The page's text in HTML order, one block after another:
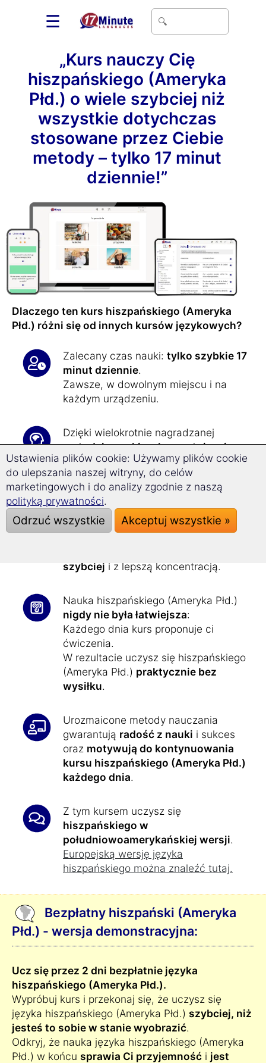
☰
„Kurs nauczy Cię
hiszpańskiego (Ameryka
Płd.) o wiele szybciej niż
wszystkie dotychczas
stosowane przez Ciebie
metody – tylko 17 minut
dziennie!”
Dlaczego ten kurs hiszpańskiego (Ameryka
Płd.) różni się od innych kursów językowych?
Zalecany czas nauki: tylko szybkie 17
minut dziennie.
Zawsze, w dowolnym miejscu i na
każdym urządzeniu.
Dzięki wielokrotnie nagradzanej
metodzie nauki wykorzystującej
pamięć długotrwałą, już nigdy nie
zapomnisz do tej pory opanowanego
hiszpańskiego (Ameryka Płd.)
słownictwa.
szybciej i z lepszą koncentracją.
Nauka hiszpańskiego (Ameryka Płd.)
nigdy nie była łatwiejsza:
Każdego dnia kurs proponuje ci
ćwiczenia.
W rezultacie uczysz się hiszpańskiego
(Ameryka Płd.) praktycznie bez
wysiłku.
Urozmaicone metody nauczania
gwarantują radość z nauki i sukces
oraz motywują do kontynuowania
kursu hiszpańskiego (Ameryka Płd.)
każdego dnia.
Z tym kursem uczysz się
hiszpańskiego w
południowoamerykańskiej wersji.
Europejską wersję języka
hiszpańskiego można znaleźć tutaj.
Bezpłatny hiszpański (Ameryka
Płd.) - wersja demonstracyjna:
Ucz się przez 2 dni bezpłatnie języka
hiszpańskiego (Ameryka Płd.).
Wypróbuj kurs i przekonaj się, że uczysz się
języka hiszpańskiego (Ameryka Płd.) szybciej, niż
jesteś to sobie w stanie wyobrazić.
Odkryj, że nauka języka hiszpańskiego (Ameryka
Płd.) w końcu sprawia Ci przyjemność i jest
Ustawienia plików cookie: Używamy plików cookie
do ulepszania naszej witryny, do celów
marketingowych i do analizy zgodnie z naszą
polityką prywatności.
Odrzuć wszystkie Akceptuj wszystkie »